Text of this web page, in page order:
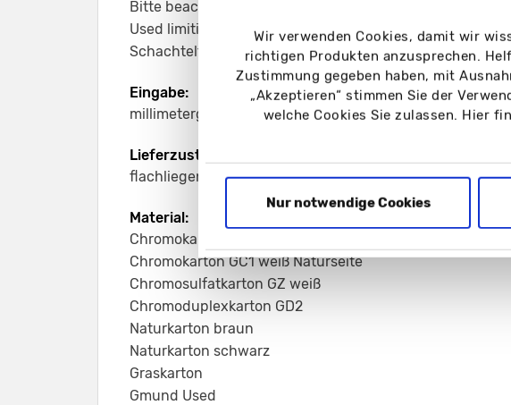
Wir verwenden Cookies, damit wir
richtigen Produkten anzusprechen.
Zustimmung gegeben haben, mit
„Akzeptieren“ stimmen Sie der
welche Cookies Sie zulassen. Hier
Nur notwendige Cookies
Bitte beachten Sie, dass das maximale Format beim
Used limitiert ist. Der Konfigurator zeigt Ihnen an, wenn
Schachtelformat nicht in Gmund Used realisierbar ist.
Eingabe:
millimetergenau
Lieferzustand:
flachliegend und geklebt
Material:
Chromokarton GC1 weiß
Chromokarton GC1 weiß Naturseite
Chromosulfatkarton GZ weiß
Chromoduplexkarton GD2
Naturkarton braun
Naturkarton schwarz
Graskarton
Gmund Used